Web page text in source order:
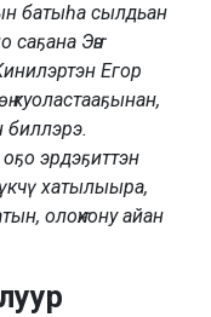
батыһа сылдьан
саҕана Эҥэ
Егор
куоластааҕынан,
биллэрэ.
эрдэҕиттэн
хатылыыра,
олоҥхону айан